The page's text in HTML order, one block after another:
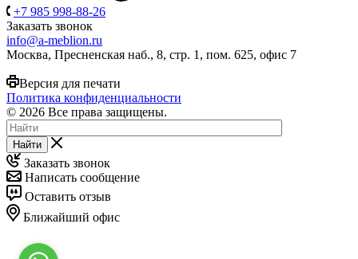
+7 985 998-88-26
Заказать звонок
info@a-meblion.ru
Москва, Пресненская наб., 8, стр. 1, пом. 625, офис 7
Версия для печати
Политика конфиденциальности
© 2026 Все права защищены.
Найти
Заказать звонок
Написать сообщение
Оставить отзыв
Ближайший офис